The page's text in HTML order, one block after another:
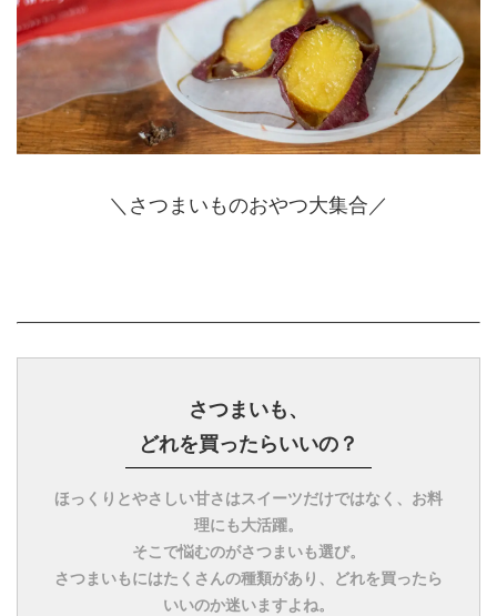
＼さつまいものおやつ大集合／
さつまいも、
どれを買ったらいいの？
ほっくりとやさしい甘さはスイーツだけではなく、お料
理にも大活躍。
そこで悩むのがさつまいも選び。
さつまいもにはたくさんの種類があり、どれを買ったら
いいのか迷いますよね。